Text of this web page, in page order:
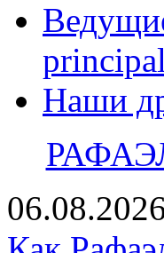
Наши